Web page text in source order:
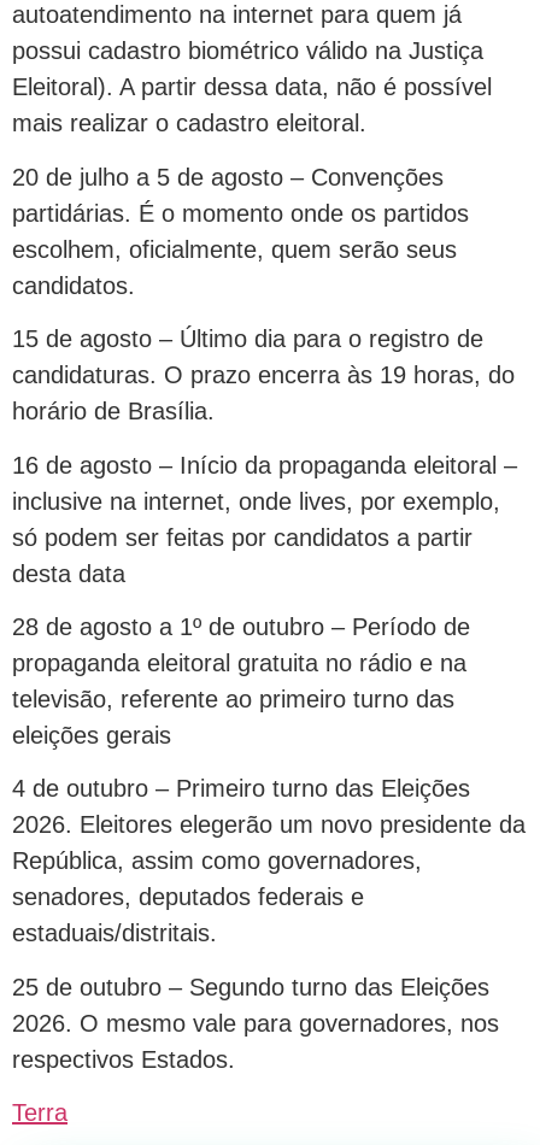
autoatendimento na internet para quem já
possui cadastro biométrico válido na Justiça
Eleitoral). A partir dessa data, não é possível
mais realizar o cadastro eleitoral.
20 de julho a 5 de agosto – Convenções
partidárias. É o momento onde os partidos
escolhem, oficialmente, quem serão seus
candidatos.
15 de agosto – Último dia para o registro de
candidaturas. O prazo encerra às 19 horas, do
horário de Brasília.
16 de agosto – Início da propaganda eleitoral –
inclusive na internet, onde lives, por exemplo,
só podem ser feitas por candidatos a partir
desta data
28 de agosto a 1º de outubro – Período de
propaganda eleitoral gratuita no rádio e na
televisão, referente ao primeiro turno das
eleições gerais
4 de outubro – Primeiro turno das Eleições
2026. Eleitores elegerão um novo presidente da
República, assim como governadores,
senadores, deputados federais e
estaduais/distritais.
25 de outubro – Segundo turno das Eleições
2026. O mesmo vale para governadores, nos
respectivos Estados.
Terra